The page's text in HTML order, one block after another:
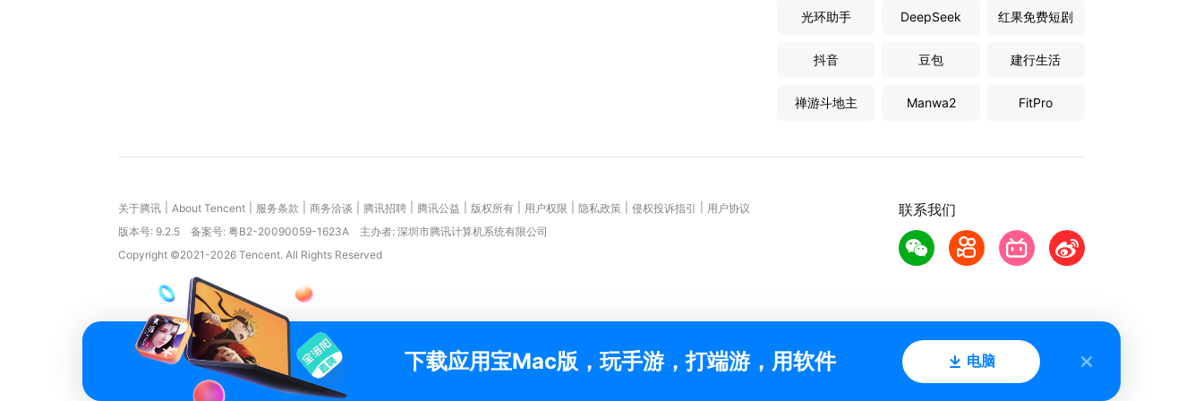
光环助手 DeepSeek 红果免费短剧
抖音 豆包 建行生活
禅游斗地主 Manwa2 FitPro
联系我们
关于腾讯 About Tencent 服务条款 商务洽谈 腾讯招聘 腾讯公益 版权所有 用户权限 隐私政策 侵权投诉指引
用户协议
版本号: 9.2.5 备案号: 粤B2-20090059-1623A
主办者: 深圳市腾讯计算机系统有限公司
Copyright ©2021-2026 Tencent. All Rights Reserved
下载应用宝Mac版，玩手游，打端游，用软件 电脑